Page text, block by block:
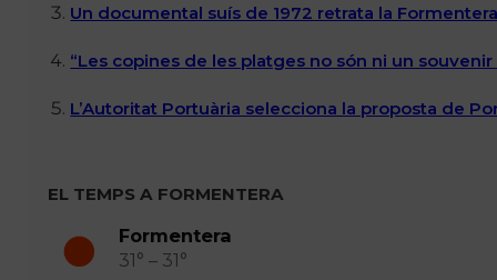
Un documental suís de 1972 retrata la
“Les copines de les platges no són ni un
L’Autoritat Portuària selecciona la proposta de
EL TEMPS A FORMENTERA
Formentera
31° – 31°